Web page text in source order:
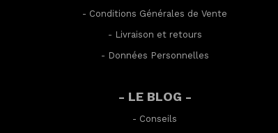
- Conditions Générales de Vente
- Livraison et retours
- Données Personnelles
- LE BLOG -
- Conseils